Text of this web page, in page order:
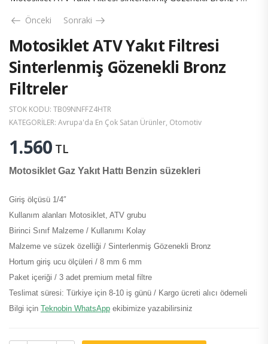
Önceki
Sonraki
Motosiklet ATV Yakıt Filtresi
Sinterlenmiş Gözenekli Bronz
Filtreler
STOK KODU: TB09NNFFZ4HTR
KATEGORILER: Avrupa'da En Çok Satan Ürünler, Otomotiv
1.560 TL
Motosiklet Gaz Yakıt Hattı Benzin süzekleri
Giriş ölçüsü 1/4″
Kullanım alanları Motosiklet, ATV grubu
Birinci Sınıf Malzeme / Kullanımı Kolay
Malzeme ve süzek özelliği / Sinterlenmiş Gözenekli Bronz
Hortum giriş ucu ölçüleri / 8 mm 6 mm
Paket içeriği / 3 adet premium metal filtre
Teslimat süresi: Türkiye için 8-10 iş günü / Kargo ücreti alıcı ödemeli
Bilgi için Teknobin WhatsApp ekibimize yazabilirsiniz